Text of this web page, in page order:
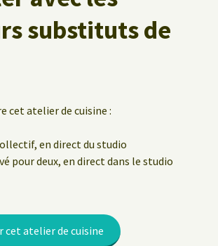
substituts de
cet atelier de cuisine :
en direct du studio
pour deux, en direct dans le studio
cet atelier de cuisine